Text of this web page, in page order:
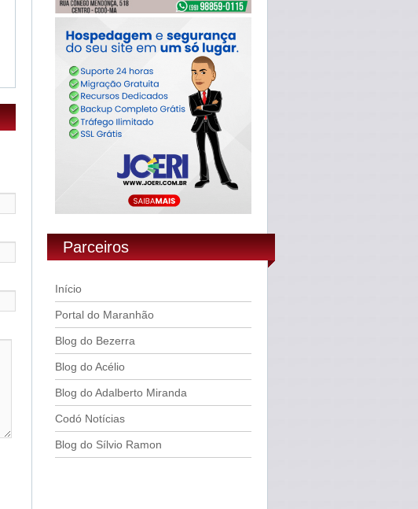
Parceiros
Início
Portal do Maranhão
Blog do Bezerra
Blog do Acélio
Blog do Adalberto Miranda
Codó Notícias
Blog do Sílvio Ramon